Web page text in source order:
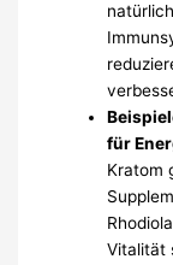
für
Kratom
Vitalität